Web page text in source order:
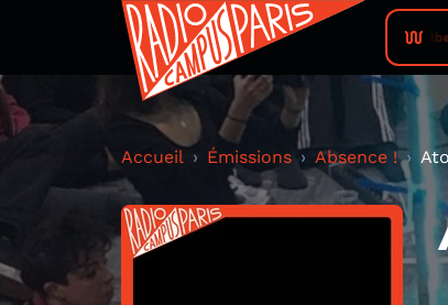
Accueil Émissions Absence !